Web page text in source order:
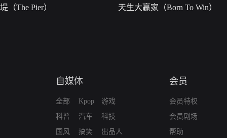
堤（The Pier） 天生大赢家（Born To Win）
自媒体
全部
科普
国风
Kpop
汽车
搞笑
游戏
科技
出品人
会员
会员特权
会员剧场
帮助